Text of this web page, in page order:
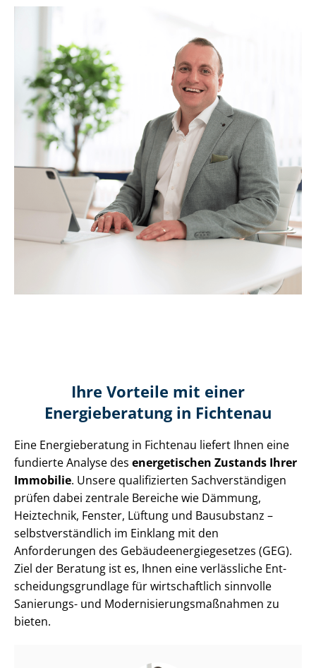
Ihre Vorteile mit einer
Energieberatung in Fichtenau
Eine Energieberatung in Fichtenau liefert Ihnen eine
fundierte Analyse des energetischen Zustands Ihrer
Immobilie. Unsere qualifizierten Sach­ver­stän­di­gen
prüfen dabei zentrale Bereiche wie Dämmung,
Heiztechnik, Fenster, Lüftung und Bausubstanz –
selbst­ver­ständ­lich im Einklang mit den
Anforderungen des Ge­bäu­de­en­er­gie­ge­set­zes (GEG).
Ziel der Beratung ist es, Ihnen eine verlässliche Ent­
schei­dungs­grund­la­ge für wirtschaftlich sinnvolle
Sanierungs- und Mo­der­ni­sie­rungs­maß­nah­men zu
bieten.